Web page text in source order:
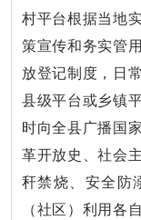
村平台根据当地
策宣传和务实管
放登记制度，日
县级平台或乡镇
时向全县广播国
革开放史、社会
秆禁烧、安全防
（社区）利用各